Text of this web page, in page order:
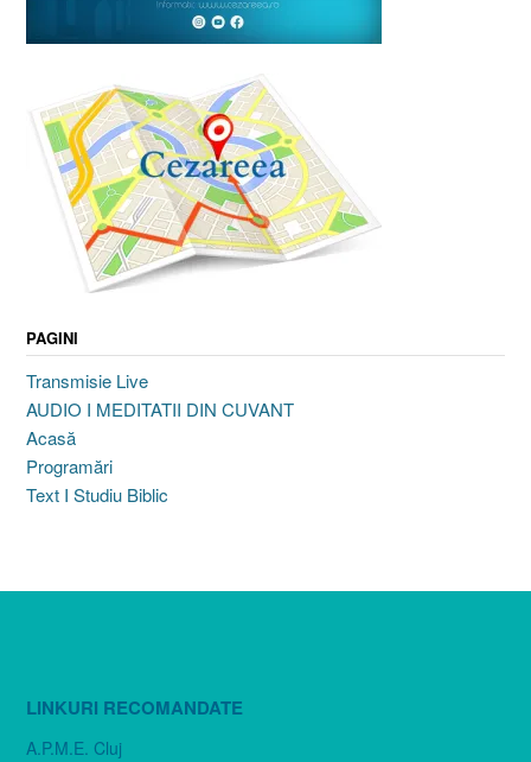
PAGINI
Transmisie Live
AUDIO I MEDITATII DIN CUVANT
Acasă
Programări
Text I Studiu Biblic
LINKURI RECOMANDATE
A.P.M.E. Cluj